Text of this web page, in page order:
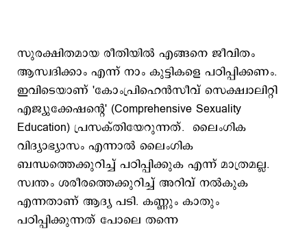
സുരക്ഷിതമായ രീതിയിൽ എങ്ങനെ ജീവിതം
ആസ്വദിക്കാം എന്ന് നാം കുട്ടികളെ പഠിപ്പിക്കണം.
ഇവിടെയാണ് 'കോംപ്രിഹെൻസീവ് സെക്ഷ്വാലിറ്റി
എജ്യുക്കേഷന്റെ' (Comprehensive Sexuality
Education) പ്രസക്തിയേറുന്നത്. ലൈംഗിക
വിദ്യാഭ്യാസം എന്നാൽ ലൈംഗിക
ബന്ധത്തെക്കുറിച്ച് പഠിപ്പിക്കുക എന്ന് മാത്രമല്ല.
സ്വന്തം ശരീരത്തെക്കുറിച്ച് അറിവ് നൽകുക
എന്നതാണ് ആദ്യ പടി. കണ്ണും കാതും
പഠിപ്പിക്കുന്നത് പോലെ തന്നെ